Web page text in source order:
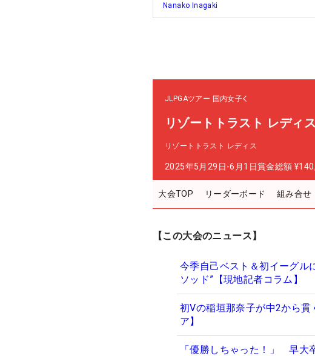
Nanako Inagaki
JLPGAツアー 国内女子
リゾートトラスト レディス
リゾートトラスト レディス
2025年5月29日-6月1日賞金総額
大会TOP リーダーボード 組み合せ
【この大会のニュース】
今季自己ベスト＆初イーグ
ソッド”【現地記者コラム】
初Vの稲垣那奈子が中2から
ア】
「優勝しちゃった！」 早大